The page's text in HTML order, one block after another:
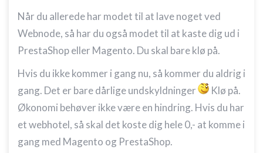
Når du allerede har modet til at lave noget ved
Webnode, så har du også modet til at kaste dig ud i
PrestaShop eller Magento. Du skal bare klø på.
Hvis du ikke kommer i gang nu, så kommer du aldrig i
gang. Det er bare dårlige undskyldninger
Klø på.
Økonomi behøver ikke være en hindring. Hvis du har
et webhotel, så skal det koste dig hele 0,- at komme i
gang med Magento og PrestaShop.